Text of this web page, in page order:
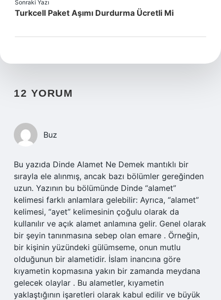
Sonraki Yazı
Turkcell Paket Aşımı Durdurma Ücretli Mi
12 YORUM
Buz
Bu yazıda Dinde Alamet Ne Demek mantıklı bir
sırayla ele alınmış, ancak bazı bölümler gereğinden
uzun. Yazının bu bölümünde Dinde “alamet”
kelimesi farklı anlamlara gelebilir: Ayrıca, “alamet”
kelimesi, “ayet” kelimesinin çoğulu olarak da
kullanılır ve açık alamet anlamına gelir. Genel olarak
bir şeyin tanınmasına sebep olan emare . Örneğin,
bir kişinin yüzündeki gülümseme, onun mutlu
olduğunun bir alametidir. İslam inancına göre
kıyametin kopmasına yakın bir zamanda meydana
gelecek olaylar . Bu alametler, kıyametin
yaklaştığının işaretleri olarak kabul edilir ve büyük